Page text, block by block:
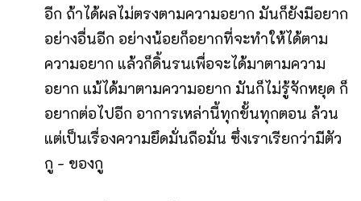
อีก ถ้าได้ผลไม่ตรงตามความอยาก มันก็ยังมีอยาก
อย่างอื่นอีก อย่างน้อยก็อยากที่จะทำให้ได้ตาม
ความอยาก แล้วก็ดิ้นรนเพื่อจะได้มาตามความ
อยาก แม้ได้มาตามความอยาก มันก็ไม่รู้จักหยุด ก็
อยากต่อไปอีก อาการเหล่านี้ทุกขั้นทุกตอน ล้วน
แต่เป็นเรื่องความยึดมั่นถือมั่น ซึ่งเราเรียกว่ามีตัว
กู - ของกู